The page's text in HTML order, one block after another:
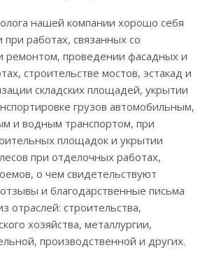
нашей компании хорошо себя
работах, связанных со
ремонтом, проведении фасадных и
строительстве мостов, эстакад и
складских площадей, укрытии
грузов автомобильным,
и водным транспортом, при
площадок и укрытии
при отделочных работах,
о чем свидетельствуют
и благодарственные письма
отраслей: строительства,
хозяйства, металлургии,
производственной и других.